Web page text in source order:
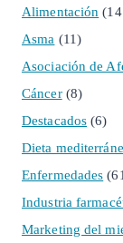
Alimentación
Asma (11)
Asociación de
Cáncer(8)
Destacados (6)
Dieta
Enfermedades
Industria
Marketing del